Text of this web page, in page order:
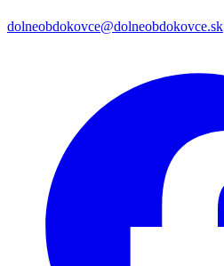
dolneobdokovce@dolneobdokovce.sk